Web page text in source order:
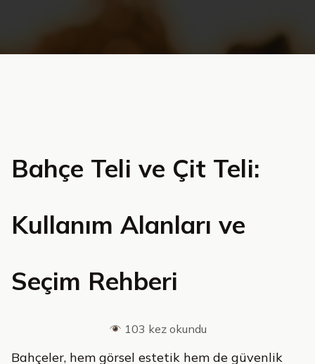
Bahçe Teli ve Çit Teli:
Kullanım Alanları ve
Seçim Rehberi
103 kez okundu
Bahçeler, hem görsel estetik hem de güvenlik